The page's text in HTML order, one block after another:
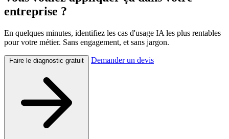
entreprise ?
En quelques minutes, identifiez les cas d'usage IA les plus rentables
pour votre métier. Sans engagement, et sans jargon.
Faire le diagnostic gratuit Demander un devis